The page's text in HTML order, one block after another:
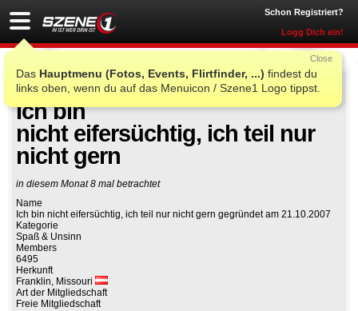
Schon Registriert?
Logg Dich ein!
Das Hauptmenu (Fotos, Events, Flirtfinder, ...) findest du
links oben, wenn du auf das Menuicon / Szene1 Logo tippst.
Close
Gruppe beitreten
Auf Facebook teilen
Ich bin
nicht eifersüchtig, ich teil nur
nicht gern
in diesem Monat 8 mal betrachtet
Name
Ich bin nicht eifersüchtig, ich teil nur nicht gern gegründet am 21.10.2007
Kategorie
Spaß & Unsinn
Members
6495
Herkunft
Franklin, Missouri
Art der Mitgliedschaft
Freie Mitgliedschaft